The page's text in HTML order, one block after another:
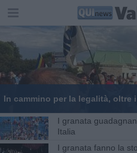
In cammino per la legalità, oltre
I granata
Italia
I granata fanno la